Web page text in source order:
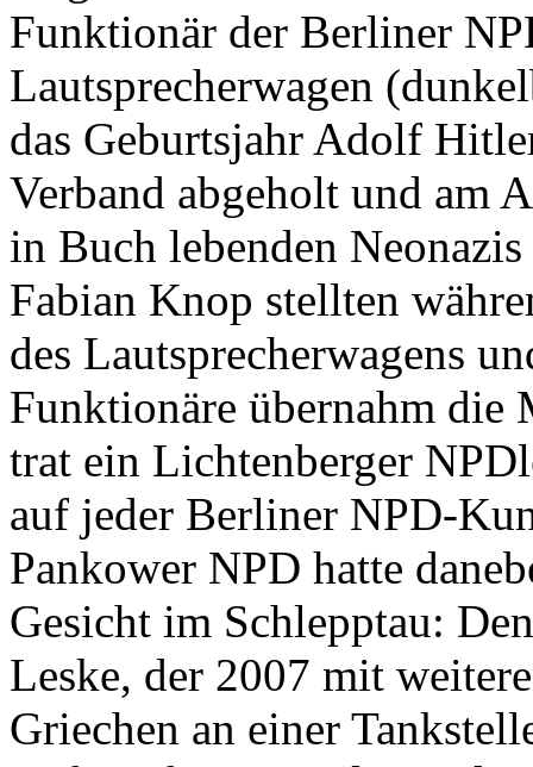
Funktionär der Berliner
Lautsprecherwagen
das Geburtsjahr Adolf
Verband abgeholt und am
in Buch lebenden
Fabian Knop stellten
des Lautsprecherwagens
Funktionäre übernahm die
trat ein Lichtenberger
auf jeder Berliner NPD-
Pankower NPD hatte
Gesicht im Schlepptau:
Leske, der 2007 mit
Griechen an einer